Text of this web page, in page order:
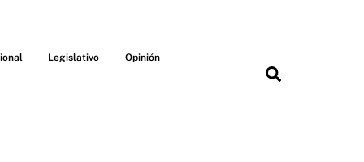
Legislativo Opinión